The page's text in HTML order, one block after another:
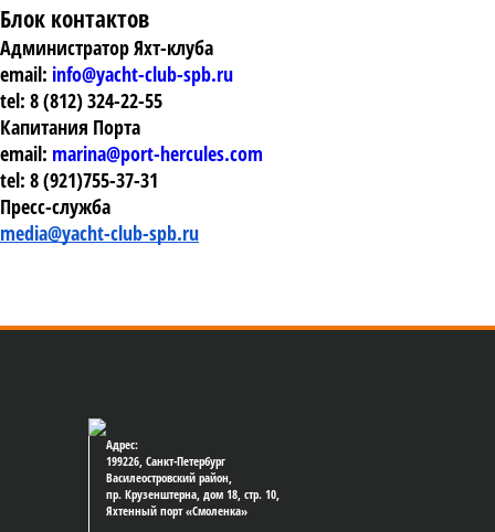
Блок контактов
Администратор Яхт-клуба
email: info@yacht-club-spb.ru
tel: 8 (812) 324-22-55
Капитания Порта
email: marina@port-hercules.com
tel: 8 (921)755-37-31
Пресс-служба
media@yacht-club-spb.ru
Адрес:
199226, Санкт-Петербург
Василеостровский район,
пр. Крузенштерна, дом 18, стр. 10,
Яхтенный порт «Смоленка»